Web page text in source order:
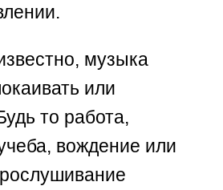
музыка
или
то работа,
вождение или